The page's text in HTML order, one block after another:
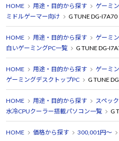
HOME 用途・目的から探す
ゲーミ
ミドルゲーマー向け
G TUNE DG-I7A70
HOME 用途・目的から探す
ゲーミ
白いゲーミングPC一覧
G TUNE DG-
HOME 用途・目的から探す
ゲーミ
ゲーミングデスクトップPC
G TUNE
HOME 用途・目的から探す
スペッ
水冷CPUクーラー搭載パソコン一覧
G
HOME 価格から探す 300,001円～